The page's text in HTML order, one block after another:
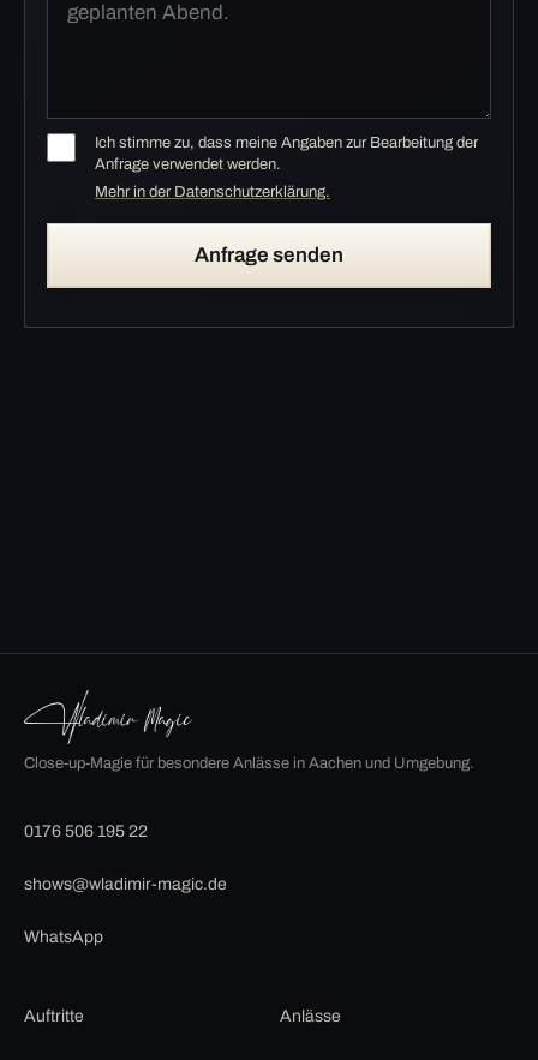
Ich stimme zu, dass meine Angaben zur Bearbeitung der
Anfrage verwendet werden.
Mehr in der Datenschutzerklärung.
Anfrage senden
Close-up-Magie für besondere Anlässe in Aachen und Umgebung.
0176 506 195 22
shows@wladimir-magic.de
WhatsApp
Auftritte Anlässe